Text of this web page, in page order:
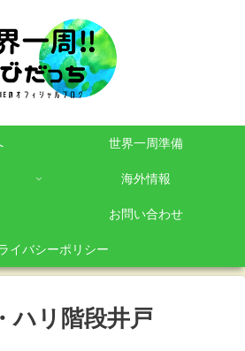
世界一周準備
海外情報
お問い合わせ
イバシーポリシー
ハリ階段井戸